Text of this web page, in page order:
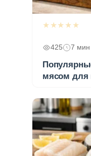
★★★★★
425 7 мин
мясом для